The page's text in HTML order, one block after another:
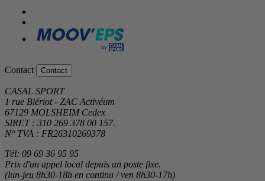
Contact Contact
CASAL SPORT
1 rue Blériot - ZAC Activéum
67129 MOLSHEIM Cedex
SIRET : 310 269 378 00 157.
N° TVA : FR26310269378
Tél: 09 69 36 95 95
Prix d'un appel local depuis un poste fixe.
(lun-jeu 8h30-18h en continu / ven 8h30-17h)